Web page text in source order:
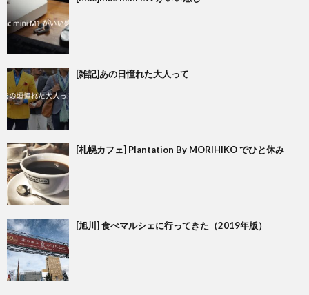
[雑記]あの日憧れた大人って
[札幌カフェ] Plantation By MORIHIKO でひと休み
[旭川] 食べマルシェに行ってきた（2019年版）